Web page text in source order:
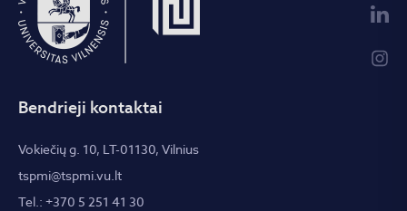
Bendrieji kontaktai
Vokiečių g. 10, LT-01130, Vilnius
tspmi@tspmi.vu.lt
Tel.: +370 5 251 41 30